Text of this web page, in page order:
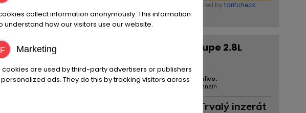
powered by tarifcheck
Lancia Flaminia Coupe 2.8L
85.700 KM
PSČ / Město:
Palivo:
Benzín
Trvalý inzerát
collect information anonymously. This information
understand how our visitors use our website.
Marketing
cookies are used by third-party advertisers or publishers
ads. They do this by tracking visitors across